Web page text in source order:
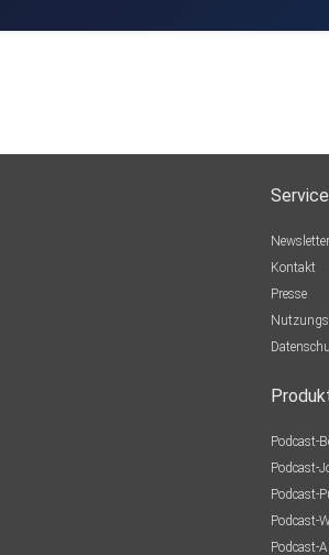
Service
Newsletter
Kontakt
Presse
Podcast-
Podcast-
Podcast-
Podcast-
Podcast-